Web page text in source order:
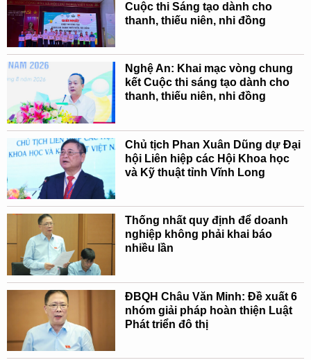
Cuộc thi Sáng tạo dành cho
thanh, thiếu niên, nhi đồng
Nghệ An: Khai mạc vòng chung
kết Cuộc thi sáng tạo dành cho
thanh, thiếu niên, nhi đồng
Chủ tịch Phan Xuân Dũng dự Đại
hội Liên hiệp các Hội Khoa học
và Kỹ thuật tỉnh Vĩnh Long
Thống nhất quy định để doanh
nghiệp không phải khai báo
nhiều lần
ĐBQH Châu Văn Minh: Đề xuất 6
nhóm giải pháp hoàn thiện Luật
Phát triển đô thị